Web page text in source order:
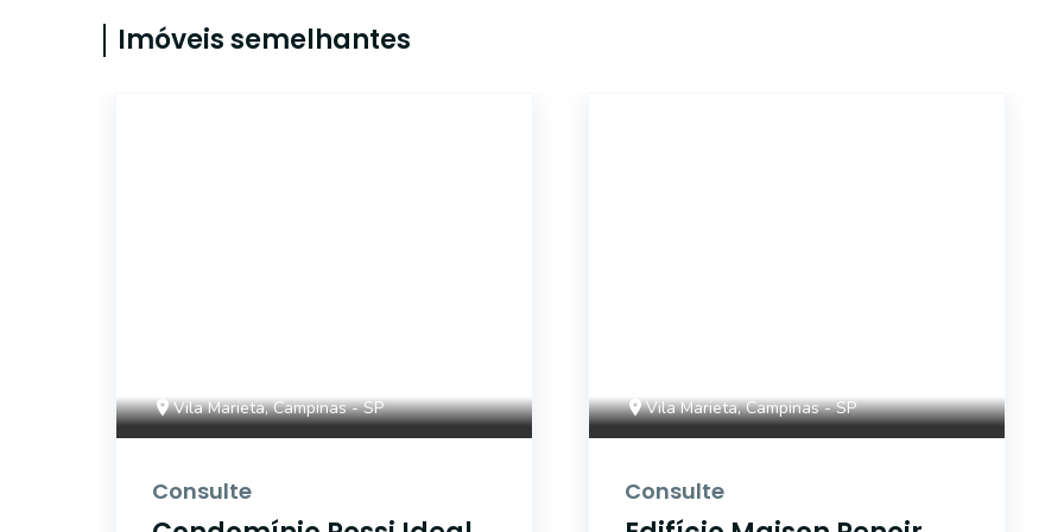
Imóveis semelhantes
Vila Marieta, Campinas - SP
Consulte
Vila Marieta, Campinas - SP
Consulte